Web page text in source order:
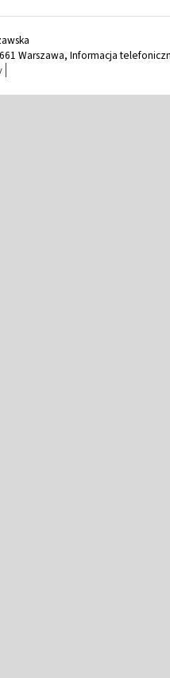
Warszawa, Informacja